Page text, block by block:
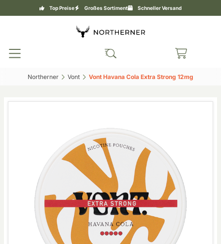
Top Preise Großes Sortiment Schneller Versand
Northerner‎ Vont‎ Vont Havana Cola Extra Strong 12mg‎